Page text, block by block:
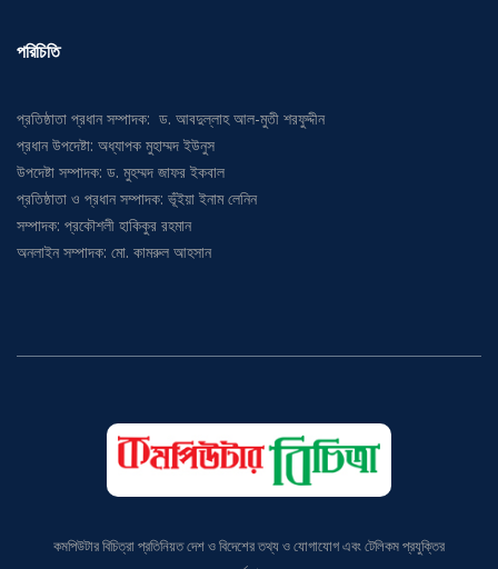
পরিচিতি
প্রতিষ্ঠাতা প্রধান সম্পাদক: ড. আবদুল্লাহ আল-মুতী শরফুদ্দীন
প্রধান উপদেষ্টা: অধ্যাপক মুহাম্মদ ইউনুস
উপদেষ্টা সম্পাদক: ড. মুহম্মদ জাফর ইকবাল
প্রতিষ্ঠাতা ও প্রধান সম্পাদক: ভূঁইয়া ইনাম লেনিন
সম্পাদক: প্রকৌশলী হাকিকুর রহমান
অনলাইন সম্পাদক: মো. কামরুল আহসান
কমপিউটার বিচিত্রা প্রতিনিয়ত দেশ ও বিদেশের তথ্য ও যোগাযোগ এবং টেলিকম প্রযুক্তির